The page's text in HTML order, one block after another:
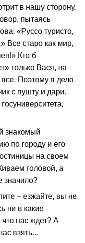
в нашу сторону.
пытаясь
«Руссо туристо,
Все старо как мир,
Кто б
только Вася, на
Поэтому в дело
с пушту и дари.
знакомый
по городу и его
на своем
головой, а
значило?
– езжайте, вы не
ни в какие
нас ждет? А
взять...